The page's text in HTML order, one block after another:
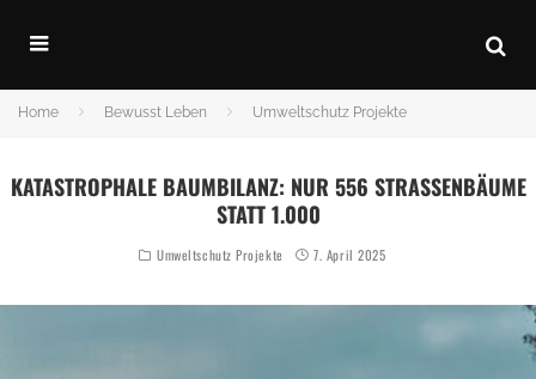
Home Bewusst Leben Umweltschutz Projekte
KATASTROPHALE BAUMBILANZ: NUR 556 STRASSENBÄUME S
TATT 1.000
Umweltschutz Projekte 7. April 2025